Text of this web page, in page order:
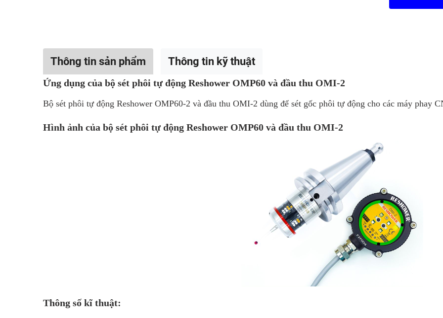
Thông tin sản phẩm Thông tin kỹ thuật
Ứng dụng của bộ sét phôi tự động Reshower OMP60 và đầu thu OMI-2
Bộ sét phôi tự động Reshower OMP60-2 và đầu thu OMI-2 dùng để sét gốc phôi tự động cho các máy phay
Hình ảnh của bộ sét phôi tự động Reshower OMP60 và đầu thu OMI-2
Thông số kĩ thuật: